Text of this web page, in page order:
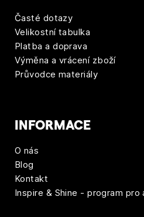
Časté dotazy
Velikostní tabulka
Platba a doprava
Výměna a vrácení zboží
Průvodce materiály
INFORMACE
O nás
Blog
Kontakt
Inspire & Shine - program pro